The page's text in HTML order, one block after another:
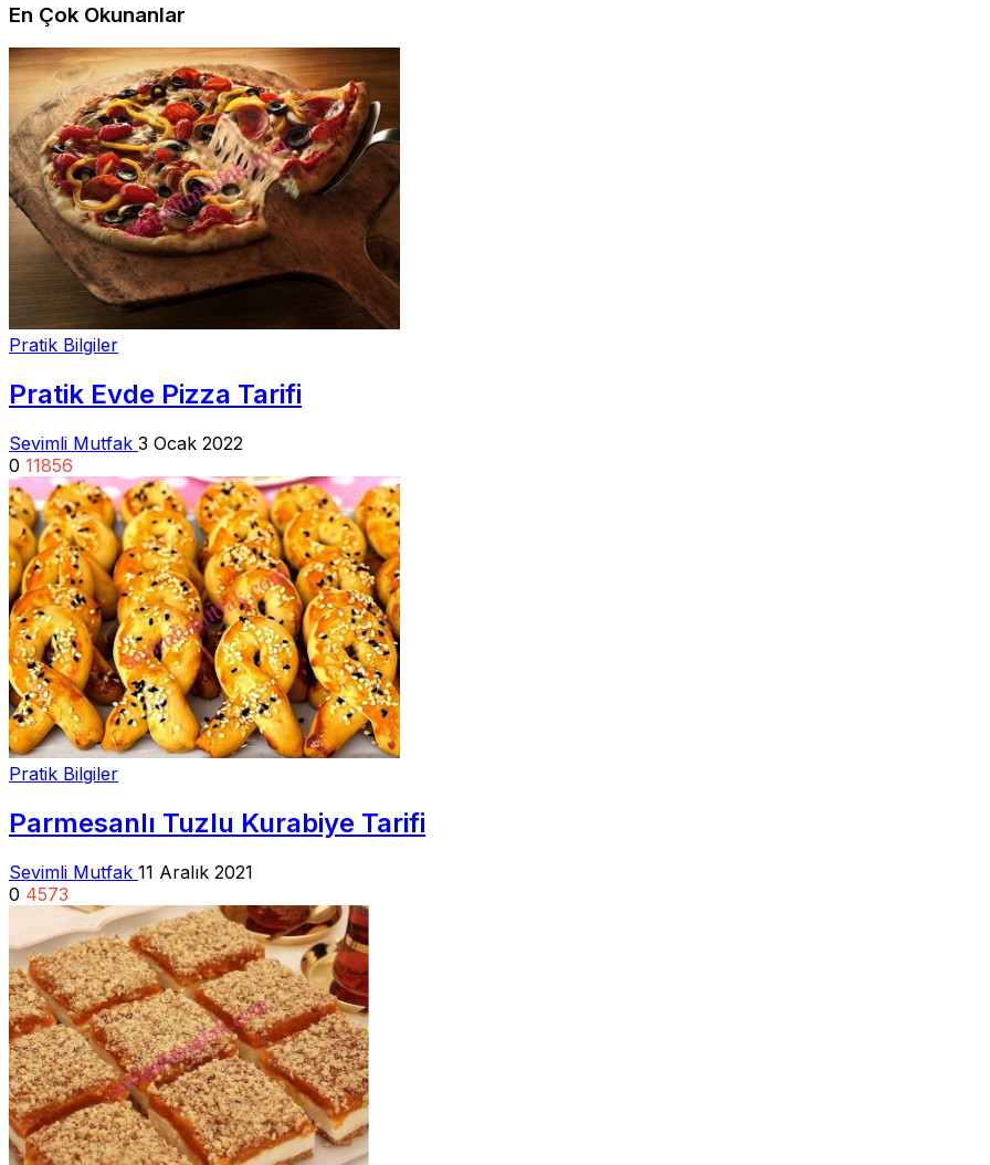
En Çok Okunanlar
Pratik Bilgiler
Pratik Evde Pizza Tarifi
Sevimli Mutfak 3 Ocak 2022
0 11856
Pratik Bilgiler
Parmesanlı Tuzlu Kurabiye Tarifi
Sevimli Mutfak 11 Aralık 2021
0 4573